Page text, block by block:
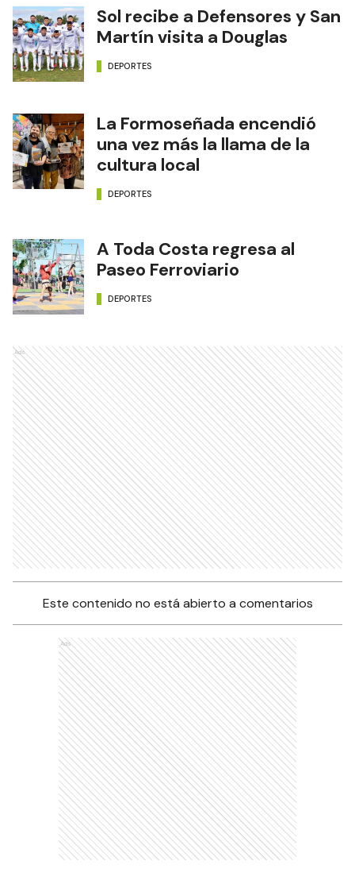
Sol recibe a Defensores y San
Martín visita a Douglas
DEPORTES
La Formoseñada encendió
una vez más la llama de la
cultura local
DEPORTES
A Toda Costa regresa al
Paseo Ferroviario
DEPORTES
Ads
Este contenido no está abierto a comentarios
Ads